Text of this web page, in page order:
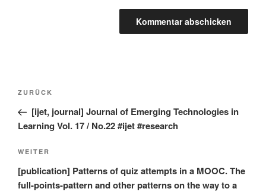
Beitragsnavigation
Vorheriger
Beitrag
ZURÜCK
[ijet, journal] Journal of Emerging Technologies in
Learning Vol. 17 / No.22 #ijet #research
Nächster
Beitrag
WEITER
[publication] Patterns of quiz attempts in a MOOC. The
full-points-pattern and other patterns on the way to a